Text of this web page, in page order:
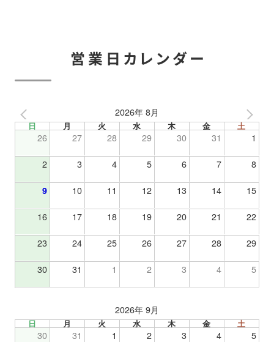
営業日カレンダー
2026年 8月
日 月 火 水 木 金 土
26 27 28 29 30 31 1
2 3 4 5 6 7 8
9 10 11 12 13 14 15
16 17 18 19 20 21 22
23 24 25 26 27 28 29
30 31 1 2 3 4 5
2026年 9月
日 月 火 水 木 金 土
30 31 1 2 3 4 5